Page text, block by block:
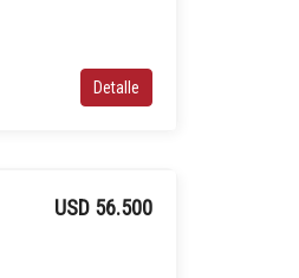
Detalle
USD 56.500